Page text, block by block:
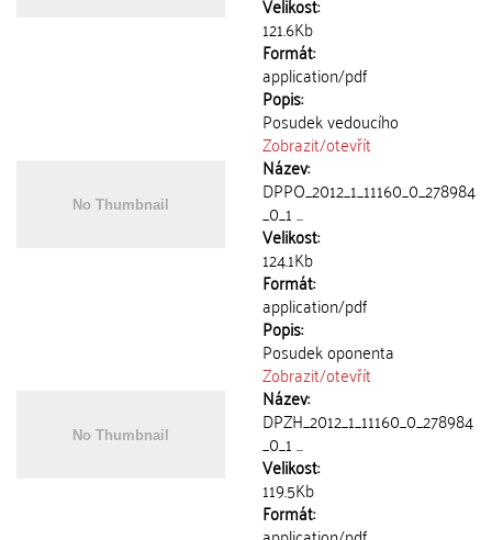
121.6Kb
Formát:
application/pdf
Popis:
Posudek vedoucího
Zobrazit/otevřít
Název:
DPPO_2012_1_11160_0_278984
_0_1 ...
Velikost:
124.1Kb
Formát:
application/pdf
Popis:
Posudek oponenta
Zobrazit/otevřít
Název:
DPZH_2012_1_11160_0_278984
_0_1 ...
Velikost:
119.5Kb
Formát: